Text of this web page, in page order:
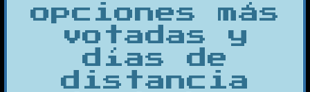
opciones más
votadas y
días de
distancia